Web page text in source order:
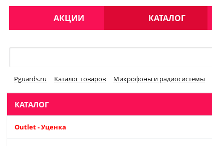
АКЦИИ КАТАЛОГ
Pguards.ru Каталог товаров Микрофоны и радиосистемы
КАТАЛОГ
Outlet - Уценка